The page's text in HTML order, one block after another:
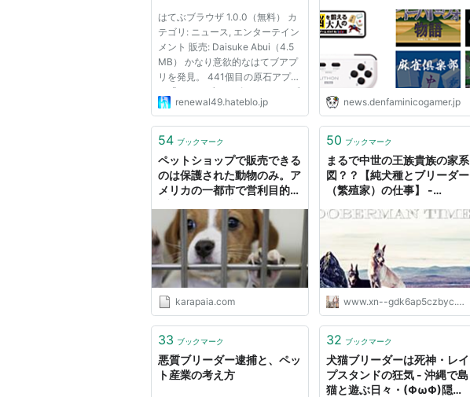
はてぶブラウザ 1.0.0（無料） カ
テゴリ: ニュース, エンターテイン
メント 販売: Daisuke Abui（4.5
MB） かなり意欲的なはてブアプ
リを発見。 441個目の原石アプリ
は「はてぶブラウザ」。はてなブ
ックマークの新着・人気記事の閲
ーダーアプリだ。 うれしいのは
renewal49.hateblo.jp
日に発売決定。『サラブレッ
ドブリーダー3』『麻雀倶楽
部』『新・将棋倶楽部』も収
録
news.denfaminicogamer.jp
54 ブックマーク
ペットショップで販売できる
のは保護された動物のみ。ア
メリカの一都市で営利目的の
的な取り組み
karapaia.com
50 ブックマーク
まるで中世の王族貴族の家系
図？？【純犬種とブリーダー
（繁殖家）の仕事】 -
マン ブログ （ドー
ベルマン.com）
www.xn--gdk6ap5czbyc.com
33 ブックマーク
悪質ブリーダー逮捕と、ペッ
ト産業の考え方
32 ブックマーク
犬猫ブリーダーは死神・レイ
プスタンドの狂気 - 沖縄で島
猫と遊ぶ日々・(ΦωΦ)隠居